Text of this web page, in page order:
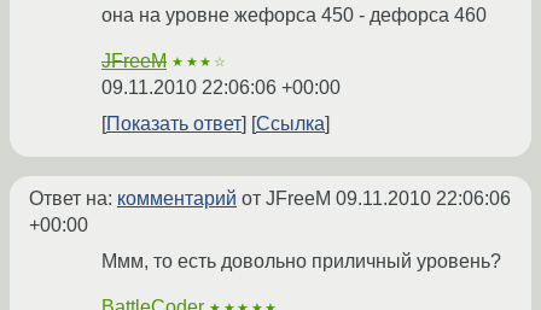
она на уровне жефорса 450 - дефорса 460
JFreeM ★★★☆
09.11.2010 22:06:06 +00:00
Показать ответ
Ссылка
Ответ на: комментарий от JFreeM 09.11.2010 22:06:06
+00:00
Ммм, то есть довольно приличный уровень?